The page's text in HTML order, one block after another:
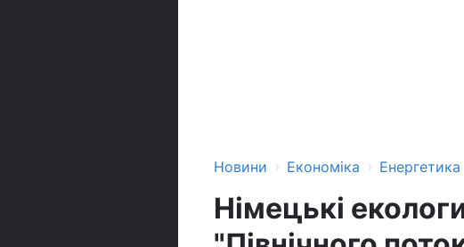
Новини › Економіка › Енергетика
Німецькі